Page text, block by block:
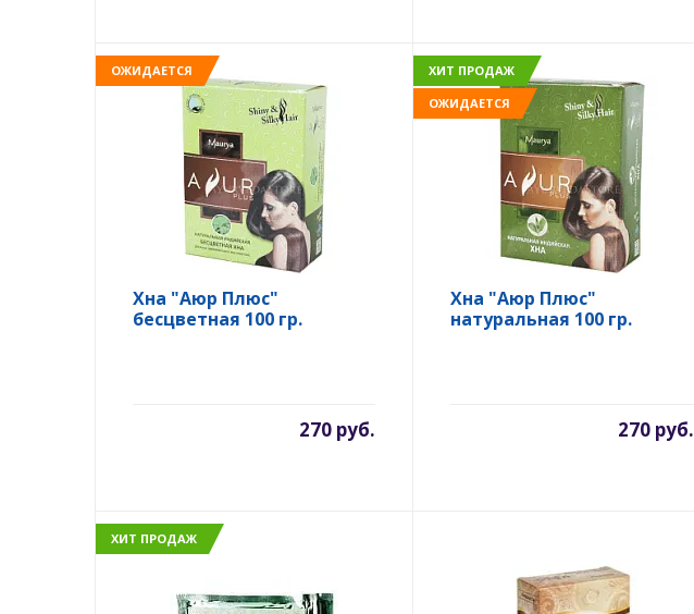
ОЖИДАЕТСЯ
Хна "Аюр Плюс"
бесцветная 100 гр.
270 руб.
ХИТ ПРОДАЖ
ОЖИДАЕТСЯ
Хна "Аюр Плюс"
натуральная 100 гр.
270 руб.
ХИТ ПРОДАЖ